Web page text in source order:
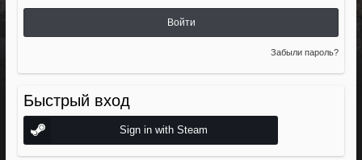
Войти
Забыли пароль?
Быстрый вход
Sign in with Steam